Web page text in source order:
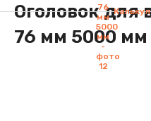
Оголовок для
76 мм 5000 мм